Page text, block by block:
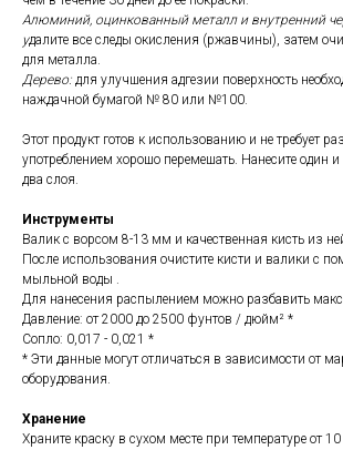
Алюминий, оцинкованный металл и внутренний
удалите все следы окисления (ржавчины), затем
для металла.
Дерево: для улучшения адгезии поверхность
наждачной бумагой № 80 или №100.
Этот продукт готов к использованию и не требует
употреблением хорошо перемешать. Нанесите один
два слоя.
Инструменты
Валик с ворсом 8-13 мм и качественная кисть из
После использования очистите кисти и валики с
мыльной воды .
Для нанесения распылением можно разбавить
Давление: от 2000 до 2500 фунтов / дюйм² *
Сопло: 0,017 - 0,021 *
* Эти данные могут отличаться в зависимости от
оборудования.
Хранение
Храните краску в сухом месте при температуре от 10